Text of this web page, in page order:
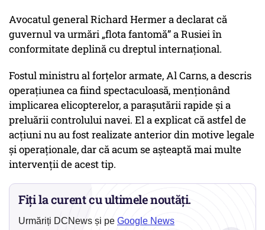
Avocatul general Richard Hermer a declarat că
guvernul va urmări „flota fantomă” a Rusiei în
conformitate deplină cu dreptul internațional.
Fostul ministru al forțelor armate, Al Carns, a descris
operațiunea ca fiind spectaculoasă, menționând
implicarea elicopterelor, a parașutării rapide și a
preluării controlului navei. El a explicat că astfel de
acțiuni nu au fost realizate anterior din motive legale
și operaționale, dar că acum se așteaptă mai multe
intervenții de acest tip.
Fiți la curent cu ultimele noutăți.
Urmăriți DCNews și pe Google News